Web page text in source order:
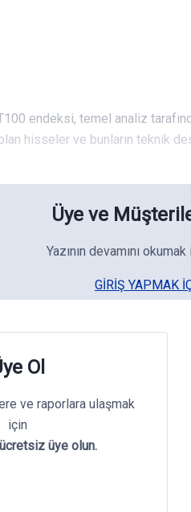
endeksi, temel analiz
hisseler ve bunların teknik
Üye ve
Yazının devamını
GIRIŞ YAPMAK
Ol
ve raporlara ulaşmak
için
ücretsiz üye olun.